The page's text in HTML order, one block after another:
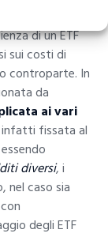
a farsi
di un ETF
sui costi di
controparte. In
da
ai vari
infatti fissata al
diversi, i
nel caso sia
degli ETF